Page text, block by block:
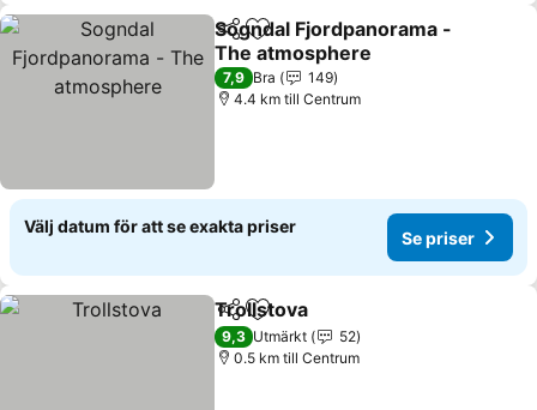
Dela Lägg till i Mina Favoriter
Sogndal Fjordpanorama -
The atmosphere
7,9 Bra
149
4.4 km till Centrum
Välj datum för att se exakta priser
Se priser
Dela Lägg till i Mina Favoriter
Trollstova
9,3 Utmärkt
52
0.5 km till Centrum